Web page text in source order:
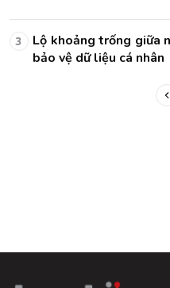
3
Lộ khoảng trống giữa
bảo vệ dữ liệu cá nhân